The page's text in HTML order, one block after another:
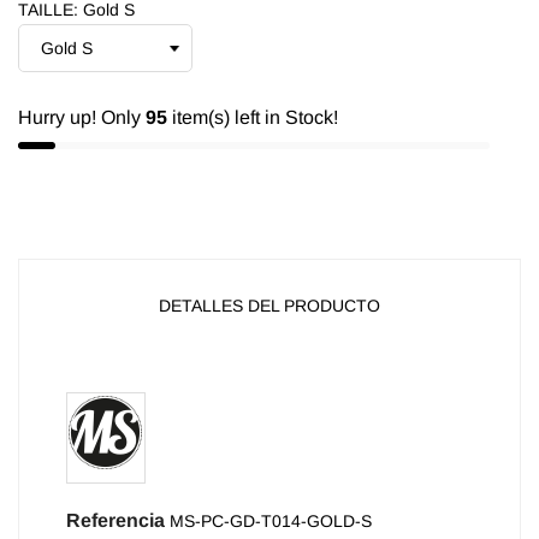
TAILLE: Gold S
Hurry up! Only 95 item(s) left in Stock!
DETALLES DEL PRODUCTO
Referencia MS-PC-GD-T014-GOLD-S